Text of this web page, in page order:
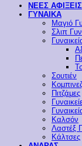
ΝΕΕΣ ΑΦΙΞΕΙΣ
ΓΥΝΑΙΚΑ
Μαγιό
Σλιπ
Σουτιέν
Πιτζάμες
Καλσόν
Λαστέξ
Κάλτσες